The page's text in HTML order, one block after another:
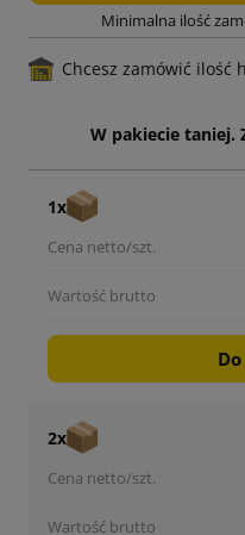
Minimalna ilość
Chcesz zamówić ilość
W pakiecie taniej.
1x
2x